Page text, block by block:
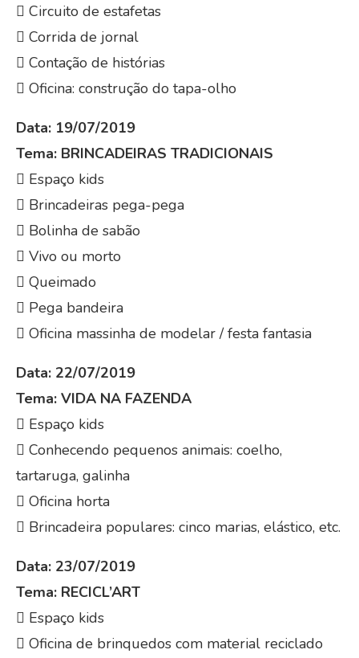
 Circuito de estafetas
 Corrida de jornal
 Contação de histórias
 Oficina: construção do tapa-olho
Data: 19/07/2019
Tema: BRINCADEIRAS TRADICIONAIS
 Espaço kids
 Brincadeiras pega-pega
 Bolinha de sabão
 Vivo ou morto
 Queimado
 Pega bandeira
 Oficina massinha de modelar / festa fantasia
Data: 22/07/2019
Tema: VIDA NA FAZENDA
 Espaço kids
 Conhecendo pequenos animais: coelho,
tartaruga, galinha
 Oficina horta
 Brincadeira populares: cinco marias, elástico, etc.
Data: 23/07/2019
Tema: RECICL’ART
 Espaço kids
 Oficina de brinquedos com material reciclado